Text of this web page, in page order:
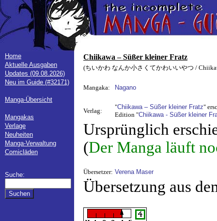
Home
Aktuelle Ausgaben
Updates (09.08.2026)
Neu im Guide (#32171)
Manga-Übersicht
Mangakas
Verlage
Neuheiten
Manga-Verwaltung
Comicläden
Suche:
Chiikawa – Süßer kleiner Fratz
(ちいかわ なんか小さくてかわいいやつ /
Mangaka: Nagano
Verlag:
"Chiikawa – Süßer kleiner Fratz"
Edition "Chiikawa - Süßer kleiner
Ursprünglich
(Der Manga läuft
Übersetzer: Verena Maser
Übersetzung aus